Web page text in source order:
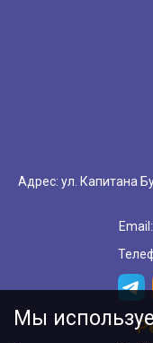
Адрес: ул. Капитана
Email:
Мы